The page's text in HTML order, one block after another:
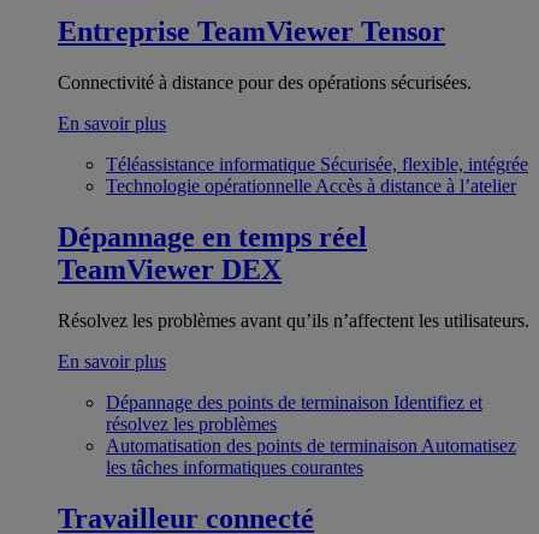
Entreprise TeamViewer Tensor
Connectivité à distance pour des opérations sécurisées.
En savoir plus
Téléassistance informatique Sécurisée, flexible, intégrée
Technologie opérationnelle Accès à distance à l’atelier
Dépannage en temps réel
TeamViewer DEX
Résolvez les problèmes avant qu’ils n’affectent les utilisateurs.
En savoir plus
Dépannage des points de terminaison Identifiez et
résolvez les problèmes
Automatisation des points de terminaison Automatisez
les tâches informatiques courantes
Travailleur connecté